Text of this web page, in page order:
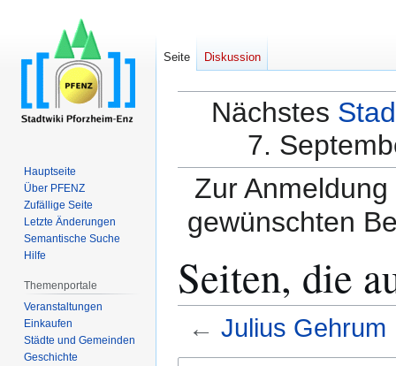
Nächstes
7.
Zur
gewünschten
Seiten, die
← Julius Gehrum
Seite Diskussion
Hauptseite
Über PFENZ
Zufällige Seite
Letzte Änderungen
Semantische Suche
Hilfe
Themenportale
Veranstaltungen
Einkaufen
Städte und Gemeinden
Geschichte